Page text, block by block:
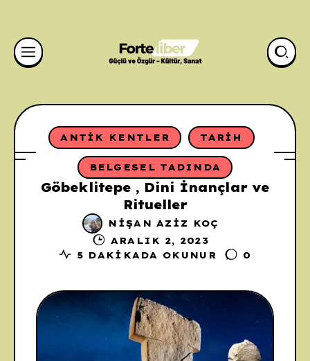
ANTIK KENTLER TARIH
BELGESEL TADINDA
Göbeklitepe , Dini İnançlar ve
Ritueller
NIŞAN AZIZ KOÇ
ARALIK 2, 2023
5 DAKIKADA OKUNUR
0